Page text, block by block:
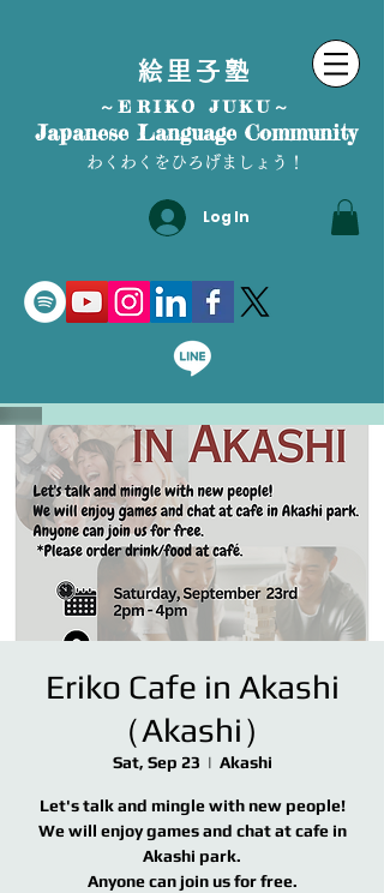
絵里子塾
～ERIKO JUKU～
Japanese Language Community
わくわくをひろげましょう！
Log In
Eriko Cafe in Akashi
（Akashi）
Sat, Sep 23
  |
Akashi
Let's talk and mingle with new people!
We will enjoy games and chat at cafe in
Akashi park.
Anyone can join us for free.